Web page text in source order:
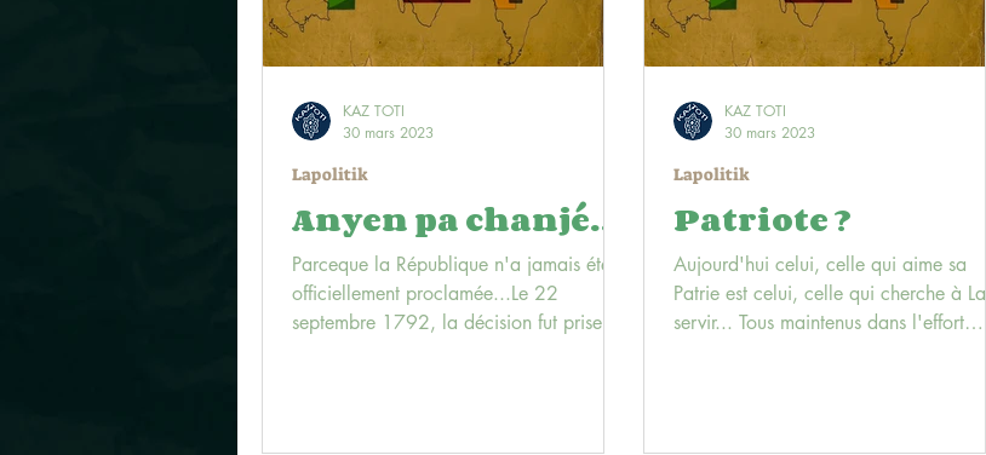
Anyen pa chanjé…
Parceque la République n'a jamais été
officiellement proclamée...Le 22
septembre 1792, la décision fut prise ce
Lapolitik
KAZ TOTI
30 mars 2023
Patriote ?
Aujourd'hui celui, celle qui aime sa
Patrie est celui, celle qui cherche à La
servir... Tous maintenus dans l'effort
Lapolitik
KAZ TOTI
30 mars 2023